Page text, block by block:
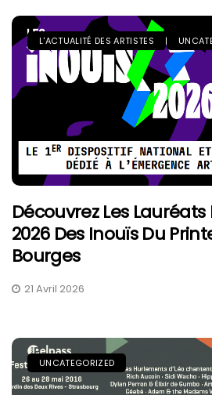
L'ACTUALITÉ DES ARTISTES
Découvrez Les Lauréats
2026 Des Inouïs Du
Bourges
21 Avril 2026
UNCATEGORIZED